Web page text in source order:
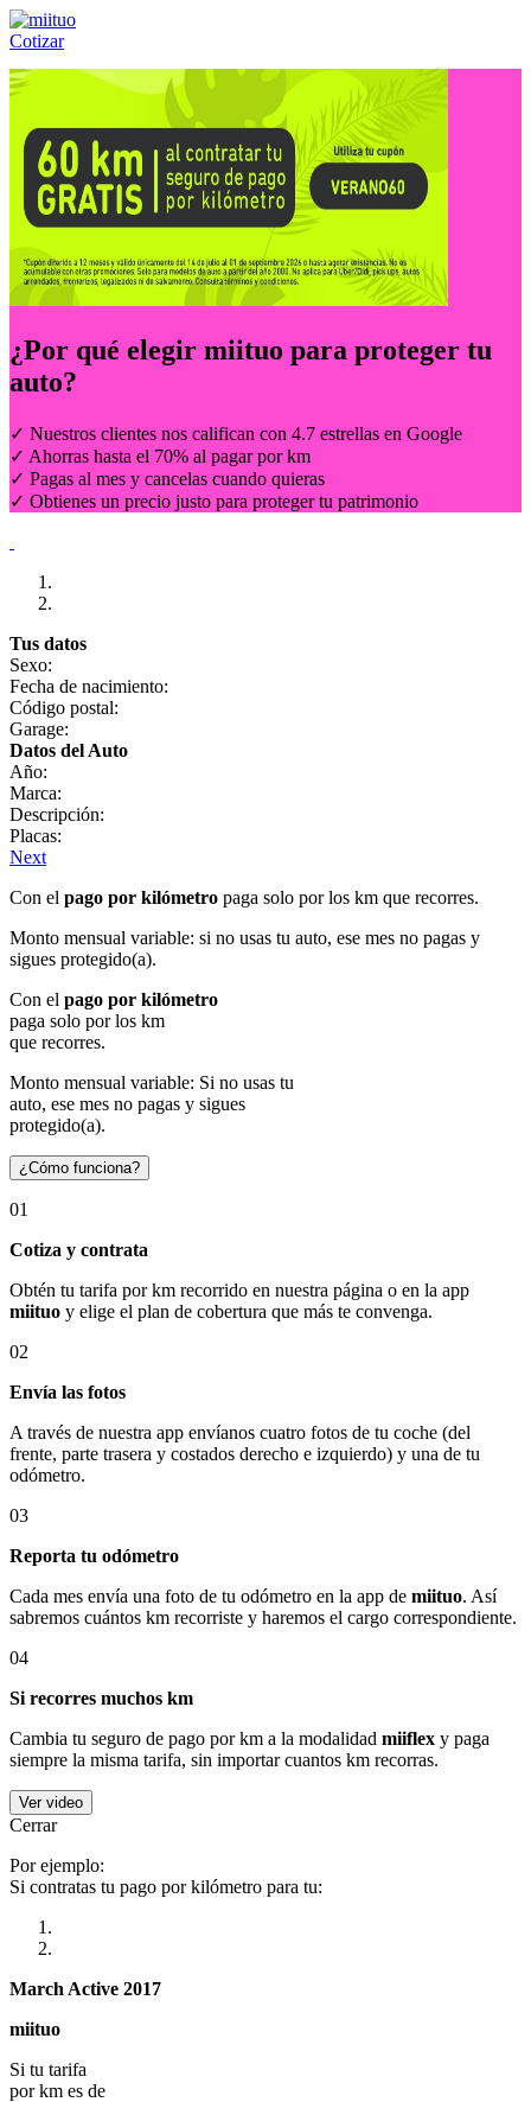
Cotizar
Llámanos al:(55) 84-21-05-00 ó
¿Por qué elegir miituo para proteger tu
auto?
✓ Nuestros clientes nos califican con 4.7 estrellas en Google
✓ Ahorras hasta el 70% al pagar por km
✓ Pagas al mes y cancelas cuando quieras
✓ Obtienes un precio justo para proteger tu patrimonio
Tus datos
Sexo:
Fecha de nacimiento:
Código postal:
Garage:
Datos del Auto
Año:
Marca:
Descripción:
Placas:
Next
Con el pago por kilómetro paga solo por los km que recorres.
Monto mensual variable: si no usas tu auto, ese mes no pagas y
sigues protegido(a).
Con el pago por kilómetro
paga solo por los km
que recorres.
Monto mensual variable: Si no usas tu
auto, ese mes no pagas y sigues
protegido(a).
¿Cómo funciona?
01
Cotiza y contrata
Obtén tu tarifa por km recorrido en nuestra página o en la app
miituo y elige el plan de cobertura que más te convenga.
02
Envía las fotos
A través de nuestra app envíanos cuatro fotos de tu coche (del
frente, parte trasera y costados derecho e izquierdo) y una de tu
odómetro.
03
Reporta tu odómetro
Cada mes envía una foto de tu odómetro en la app de miituo. Así
sabremos cuántos km recorriste y haremos el cargo correspondiente.
04
Si recorres muchos km
Cambia tu seguro de pago por km a la modalidad miiflex y paga
siempre la misma tarifa, sin importar cuantos km recorras.
Ver video
Cerrar
Por ejemplo:
Si contratas tu pago por kilómetro para tu:
March Active 2017
miituo
Si tu tarifa
por km es de